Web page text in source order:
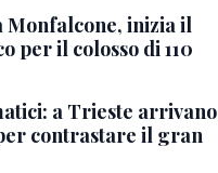
Monfalcone, inizia il
per il colosso di 110
a Trieste arrivano
contrastare il gran